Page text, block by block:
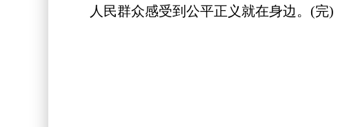
人民群众感受到公平正义就在身边。(完)